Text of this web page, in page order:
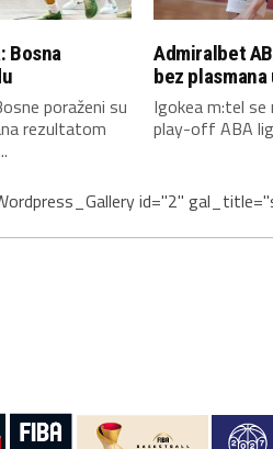
Bosna
poraženi su
rezultatom
Admiralbet
bez
Igokea m:tel se
play-off ABA
id="2"